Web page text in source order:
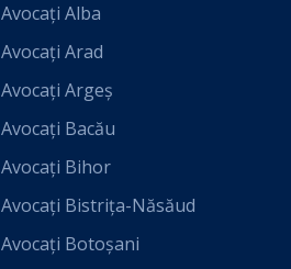
Avocați Alba
Avocați Arad
Avocați Argeș
Avocați Bacău
Avocați Bihor
Avocați Bistrița-Năsăud
Avocați Botoșani